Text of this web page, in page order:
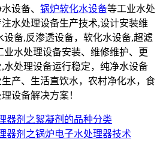
设备、 锅炉软化水设备等工业水处
水处理设备生产技术,设计安装维
备,反渗透设备，软化水设备,超滤
水处理设备安装、维修维护、更
水处理设备运行稳定，纯净水设备
产、生活直饮水，农村净化水，食
设备解决方案！
器剂之絮凝剂的品种分类
器剂之锅炉电子水处理器技术